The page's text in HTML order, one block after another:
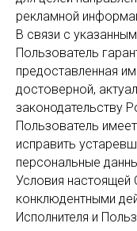
рекламной
В связи с
Пользователь
предоставленная
достоверной,
законодательству
Пользователь
исправить
персональные
Условия настоящей
конклюдентными
Исполнителя и